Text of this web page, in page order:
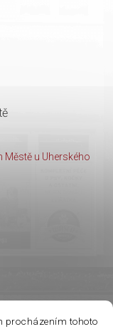
procházením tohoto
Městě u Uherského